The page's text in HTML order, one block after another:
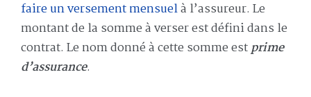
faire un versement mensuelà l’assureur. Le
montant de la somme à verser est défini dans le
contrat. Le nom donné à cette somme estprime
d’assurance.